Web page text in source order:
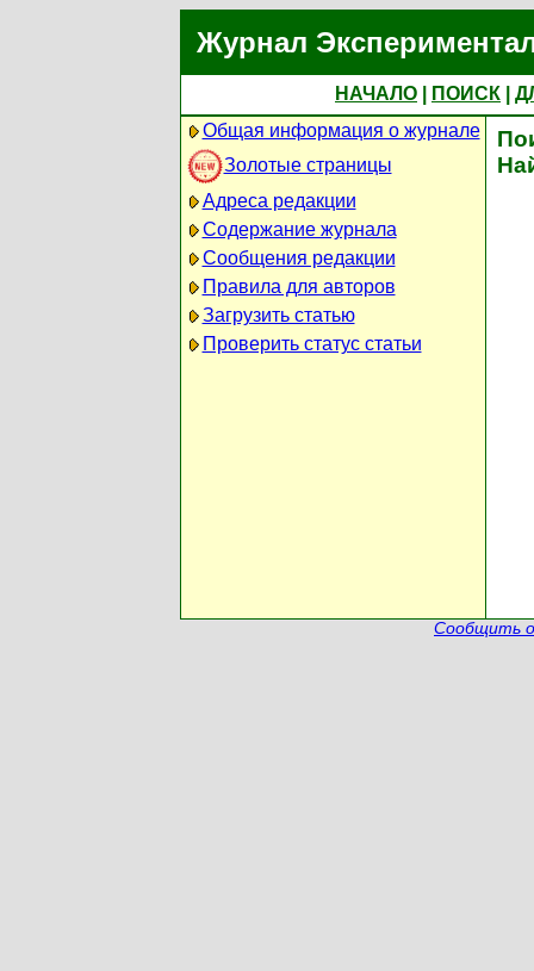
Журнал
НАЧАЛО ПОИСК
Общая информация о журнале
Золотые страницы
Адреса редакции
Содержание журнала
Сообщения редакции
Правила для авторов
Загрузить статью
Проверить статус статьи
Сообщить о